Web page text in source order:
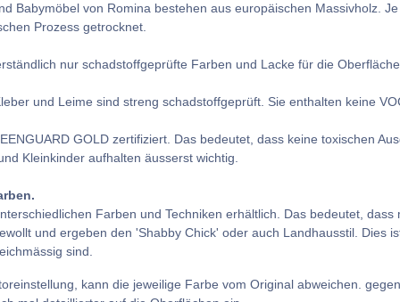
Babymöbel von Romina bestehen aus europäischen Massivholz.
Prozess getrocknet.
nur schadstoffgeprüfte Farben und Lacke für die
und Leime sind streng schadstoffgeprüft. Sie enthalten keine
GOLD zertifiziert. Das bedeutet, dass keine toxischen
Kleinkinder aufhalten äusserst wichtig.
Farben und Techniken erhältlich. Das bedeutet,
und ergeben den 'Shabby Chick' oder auch Landhausstil. Dies
sind.
kann die jeweilige Farbe vom Original abweichen.